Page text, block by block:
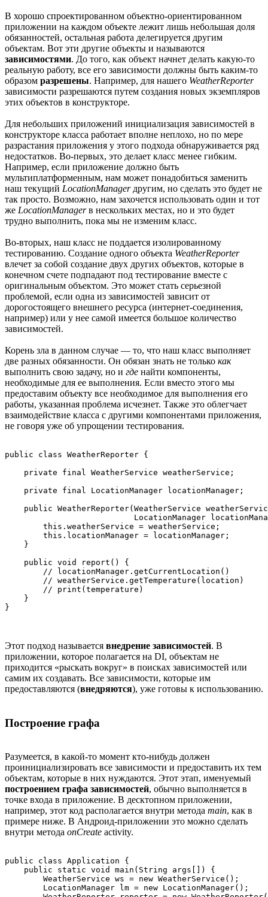
В хорошо спроектированном объектно-ориентированном
приложении на каждом объекте лежит лишь небольшая доля
обязанностей, остальная работа делегируется другим
объектам. Вот эти другие объекты и называются
зависимостями. До того, как объект начнет делать какую-то
реальную работу, все его зависимости должны быть каким-то
образом разрешены. Например, для нашего WeatherReporter
зависимости разрешаются путем создания новых экземпляров
этих объектов в конструкторе.
Для небольших приложений инициализация зависимостей в
конструкторе класса работает вполне неплохо, но по мере
разрастания приложения у этого подхода обнаруживается ряд
недостатков. Во-первых, это делает класс менее гибким.
Например, если приложение должно быть
мультиплатформенным, нам может понадобиться заменить
наш текущий LocationManagerдругим, но сделать это будет не
так просто. Возможно, нам захочется использовать один и тот
же LocationManagerв нескольких местах, но и это будет
трудно выполнить, пока мы не изменим класс.
Во-вторых, наш класс не поддается изолированному
тестированию. Создание одного объекта WeatherReporter
влечет за собой создание двух других объектов, которые в
конечном счете подпадают под тестирование вместе с
оригинальным объектом. Это может стать серьезной
проблемой, если одна из зависимостей зависит от
дорогостоящего внешнего ресурса (интернет-соединения,
например) или у нее самой имеется большое количество
зависимостей.
Корень зла в данном случае — то, что наш класс выполняет
две разных обязанности. Он обязан знать не только как
выполнить свою задачу, но и где найти компоненты,
необходимые для ее выполнения. Если вместо этого мы
предоставим объекту все необходимое для выполнения его
работы, указанная проблема исчезнет. Также это облегчает
взаимодействие класса с другими компонентами приложения,
не говоря уже об упрощении тестирования.
public class WeatherReporter {
    private final WeatherService weatherService;
    private final LocationManager locationManager;
public WeatherReporter(WeatherService
LocationManager
        this.weatherService = weatherService;
        this.locationManager = locationManager;
    }
    public void report() {
        // locationManager.getCurrentLocation()
        // weatherService.getTemperature(location)
        // print(temperature)
    }
}
Этот подход называется внедрение зависимостей. В
приложении, которое полагается на DI, объектам не
приходится «рыскать вокруг» в поисках зависимостей или
самим их создавать. Все зависимости, которые им
предоставляются (внедряются), уже готовы к использованию.
Построение графа
Разумеется, в какой-то момент кто-нибудь должен
проинициализировать все зависимости и предоставить их тем
объектам, которые в них нуждаются. Этот этап, именуемый
построением графа зависимостей, обычно выполняется в
точке входа в приложение. В десктопном приложении,
например, этот код располагается внутри метода main, как в
примере ниже. В Андроид-приложении это можно сделать
внутри метода onCreate activity.
public class Application {
    public static void main(String args[]) {
        WeatherService ws = new WeatherService();
        LocationManager lm = new LocationManager();